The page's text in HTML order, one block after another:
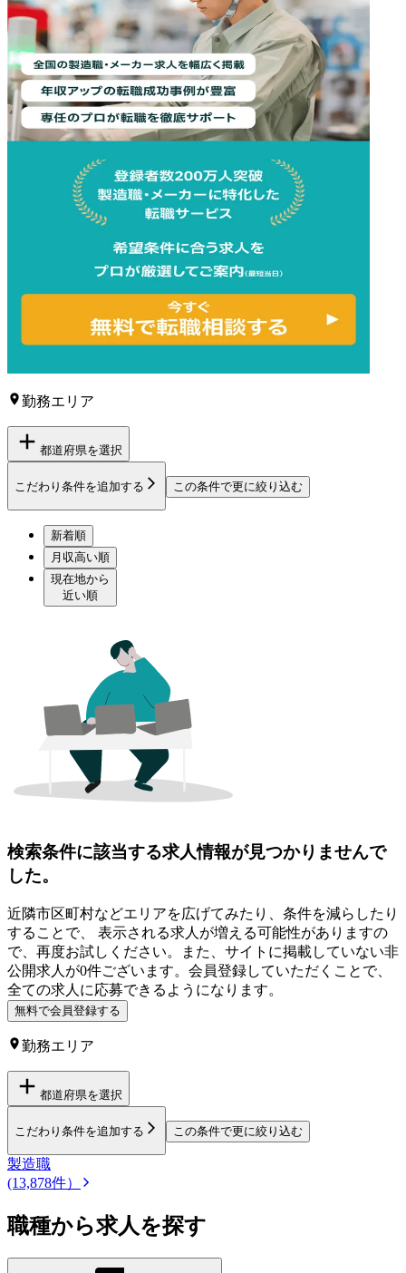
勤務エリア
都道府県を選択
こだわり条件を追加する この条件で更に絞り込む
新着順
月収高い順
現在地から
近い順
検索条件に該当する求人情報が見つかりませんで
した。
近隣市区町村などエリアを広げてみたり、条件を減らしたり
することで、 表示される求人が増える可能性がありますの
で、再度お試しください。
また、サイトに掲載していない非
公開求人が0件ございます。会員登録していただくことで、
全ての求人に応募できるようになります。
無料で会員登録する
勤務エリア
都道府県を選択
こだわり条件を追加する この条件で更に絞り込む
製造職
(13,878件）
職種から求人を探す